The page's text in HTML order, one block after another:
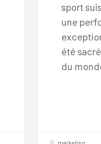
sport
une
été
du
marketing